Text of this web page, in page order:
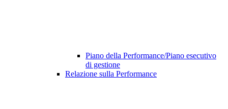
Piano della Performance/Piano esecutivo
di gestione
Relazione sulla Performance